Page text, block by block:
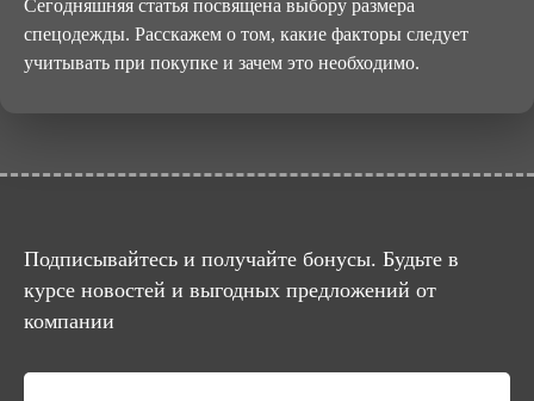
Сегодняшняя статья посвящена выбору размера
спецодежды. Расскажем о том, какие факторы следует
учитывать при покупке и зачем это необходимо.
Подписывайтесь и получайте бонусы. Будьте в
курсе новостей и выгодных предложений от
компании